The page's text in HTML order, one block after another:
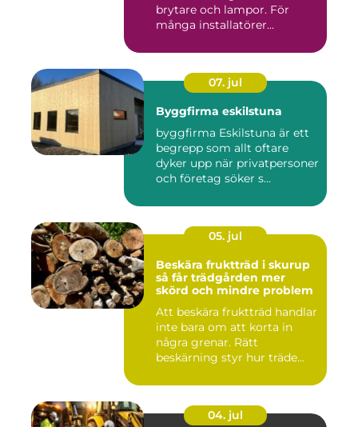
brytare och lampor. För
många installatörer...
07. jul
Byggfirma eskilstuna
byggfirma Eskilstuna är ett
begrepp som allt oftare
dyker upp när privatpersoner
och företag söker s...
05. jul
Beskära fruktträd i skurup
så får trädgården mer
skörd och mindre problem
Att beskära fruktträd handlar
inte bara om att korta in
några grenar. Rätt
beskärning styr hur träde...
04. jul